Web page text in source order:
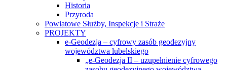
Historia
Przyroda
Powiatowe Służby, Inspekcje i Straże
PROJEKTY
e-Geodezja – cyfrowy zasób geodezyjny
województwa lubelskiego
„e-Geodezja II – uzupełnienie cyfrowego